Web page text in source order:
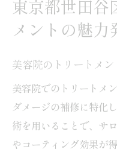
美容院でのト
トを徹底解説
ェックする方
ホットペッパ
ートメント体
髪質改善を叶え
東京都世田谷
メントの魅力
美容院のトリートメ
美容院でのトリートメ
ダメージの補修に特化
術を用いることで、サ
やコーティング効果が